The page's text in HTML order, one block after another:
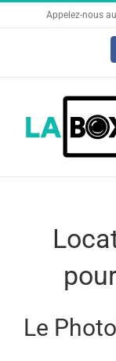
to
Appelez-nous
Le